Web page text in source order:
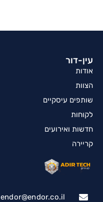
עין-דור
אודות
הצוות
שותפים עיסקיים
לקוחות
חדשות ואירועים
קריירה
endor@endor.co.il